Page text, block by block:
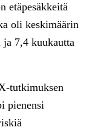
etäpesäkkeitä
oli keskimäärin
7,4 kuukautta
tutkimuksen
pienensi